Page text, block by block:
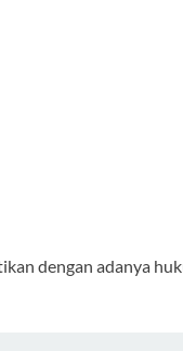
dengan adanya